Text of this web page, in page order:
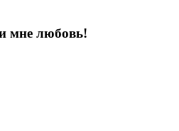
мне любовь!